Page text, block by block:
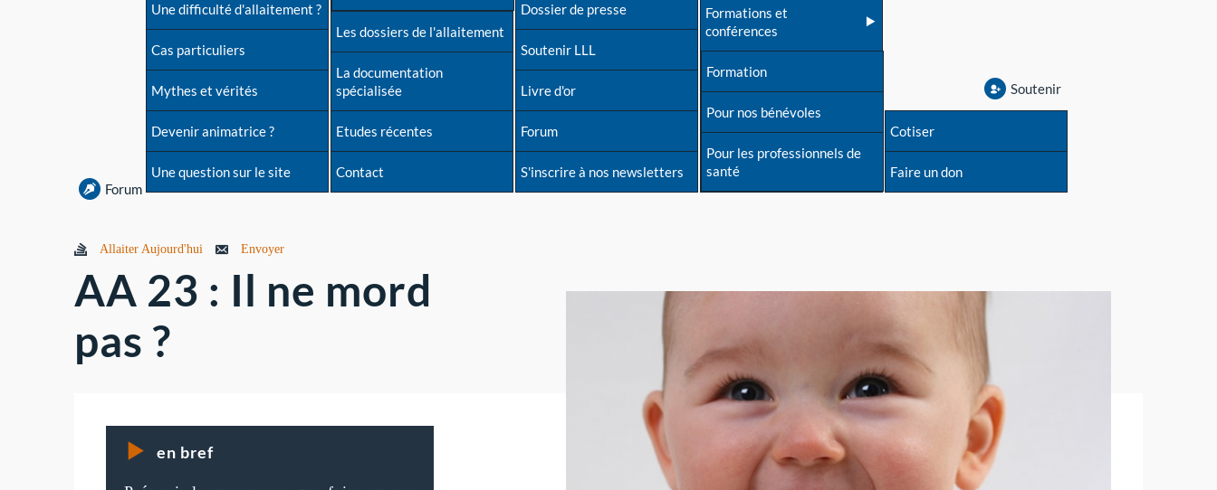
Forum
Une difficulté d'allaitement ?
Cas particuliers
Mythes et vérités
Devenir animatrice ?
Une question sur le site
Les dossiers de l'allaitement
La documentation
spécialisée
Etudes récentes
Contact
Dossier de presse
Soutenir LLL
Livre d'or
Forum
S'inscrire à nos newsletters
Formations et
conférences
Formation
Pour nos bénévoles
Pour les professionnels de
santé
Soutenir
Cotiser
Faire un don
Allaiter Aujourd'hui Envoyer
AA 23 : Il ne mord
pas ?
en bref